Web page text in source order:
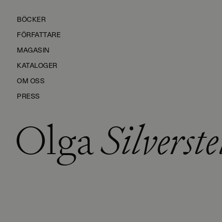
BÖCKER
FÖRFATTARE
MAGASIN
KATALOGER
OM OSS
PRESS
KONTAKTA OSS
HÅLLBARHET
Olga